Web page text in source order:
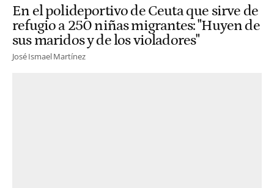
En el polideportivo de Ceuta que sirve de
refugio a 250 niñas migrantes: "Huyen de
sus maridos y de los violadores"
José Ismael Martínez